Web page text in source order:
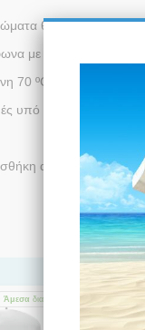
θέρμανσης/
με το πρότυπο DIN
70 ºC,
για συσκευές
Άμεσα διαθέσιμο